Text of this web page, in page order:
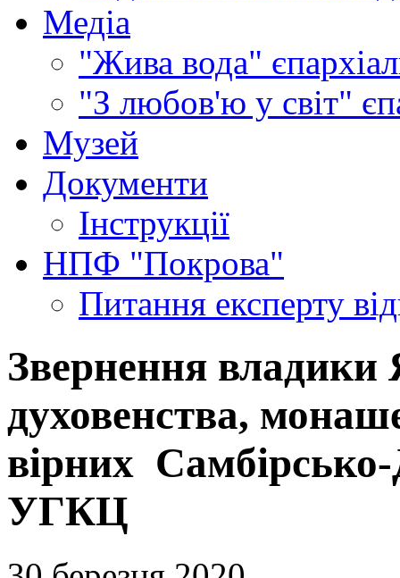
Медіа
"Жива вода"
"З любов'ю у світ"
Музей
Документи
Інструкції
НПФ "Покрова"
Питання експерту
Звернення владики
духовенства,
вірних Самбірсько-
УГКЦ